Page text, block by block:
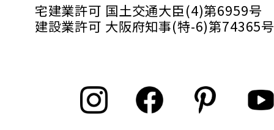
宅建業許可 国土交通大臣(4)第6959号
建設業許可 大阪府知事(特-6)第74365